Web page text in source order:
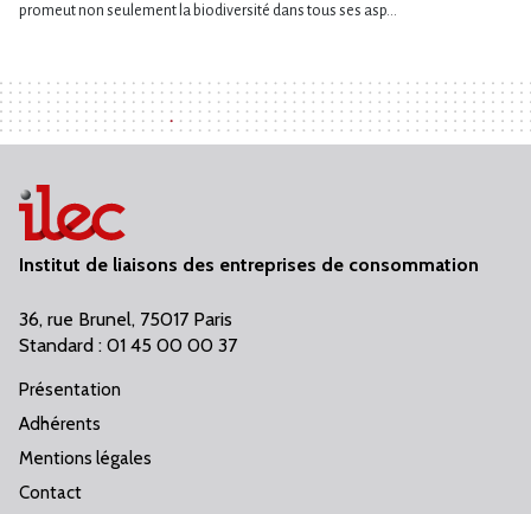
promeut non seulement la biodiversité dans tous ses asp...
Institut de liaisons des entreprises de consommation
36, rue Brunel, 75017 Paris
Standard : 01 45 00 00 37
Présentation
Adhérents
Mentions légales
Contact